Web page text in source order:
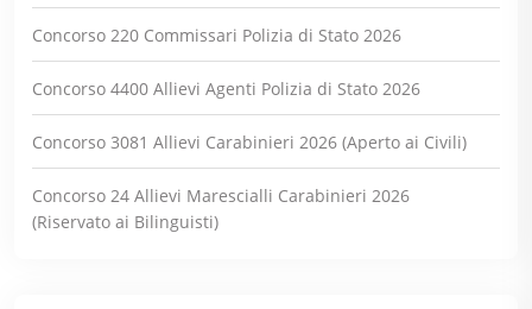
Concorso 220 Commissari Polizia di Stato 2026
Concorso 4400 Allievi Agenti Polizia di Stato 2026
Concorso 3081 Allievi Carabinieri 2026 (Aperto ai Civili)
Concorso 24 Allievi Marescialli Carabinieri 2026
(Riservato ai Bilinguisti)